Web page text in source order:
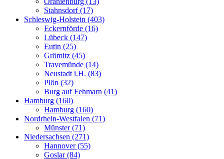
Stahnsdorf (17)
Schleswig-Holstein (403)
Eckernförde (16)
Lübeck (147)
Eutin (25)
Grömitz (45)
Travemünde (14)
Neustadt i.H. (83)
Plön (32)
Burg auf Fehmarn (41)
Hamburg (160)
Hamburg (160)
Nordrhein-Westfalen (71)
Münster (71)
Niedersachsen (271)
Hannover (55)
Goslar (84)